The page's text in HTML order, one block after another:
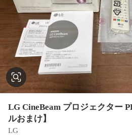
LG CineBeam プロジェクター
ルおまけ】
LG